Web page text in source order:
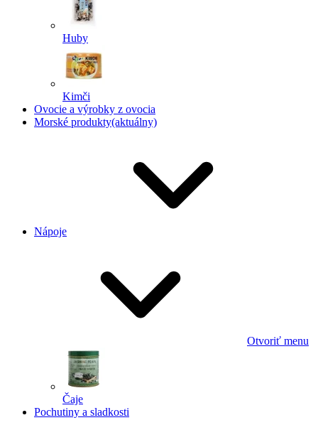
Huby
Kimči
Ovocie a výrobky z ovocia
Morské produkty(aktuálny)
Nápoje
Otvoriť menu
Čaje
Pochutiny a sladkosti